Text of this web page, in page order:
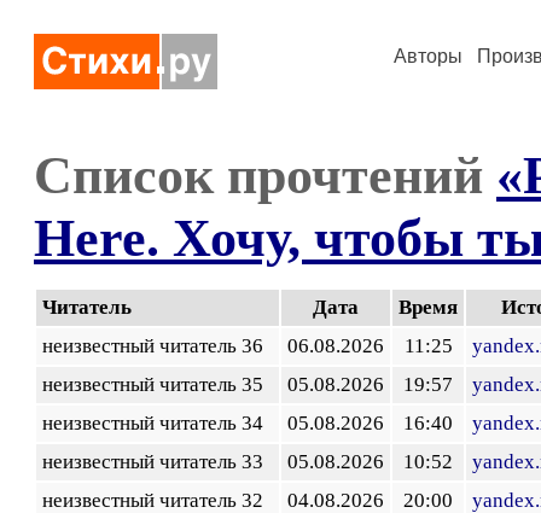
Авторы
Список прочтений
Here. Хочу, чтобы
Читатель Дата Время
неизвестный читатель 36
06.08.2026 11:25
неизвестный читатель 35
05.08.2026 19:57
неизвестный читатель 34
05.08.2026 16:40
неизвестный читатель 33
05.08.2026 10:52
неизвестный читатель 32
04.08.2026 20:00